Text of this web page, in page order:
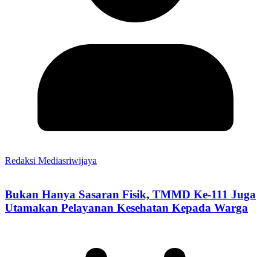
Redaksi Mediasriwijaya
Bukan Hanya Sasaran Fisik, TMMD Ke-111 Juga
Utamakan Pelayanan Kesehatan Kepada Warga